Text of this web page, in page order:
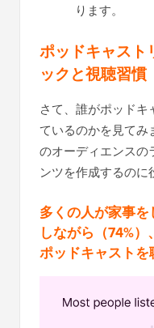
ります。
ポッドキャスト
ックと視聴習慣
さて、誰がポッド
ているのかを見てみ
のオーディエンスの
ンツを作成するのに
多くの人が家事
しながら（74%）
ポッドキャストを